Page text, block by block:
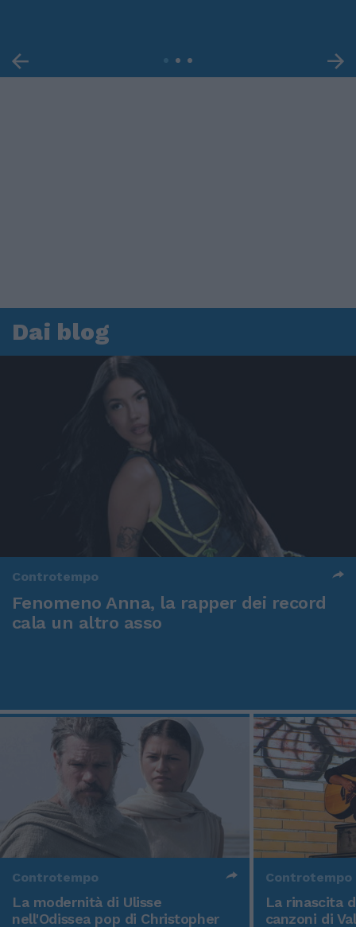
Dai blog
Controtempo
Fenomeno Anna, la rapper dei record
cala un altro asso
Controtempo
La modernità di Ulisse
nell'Odissea pop di Christopher
Controtempo
La rinascita
canzoni di